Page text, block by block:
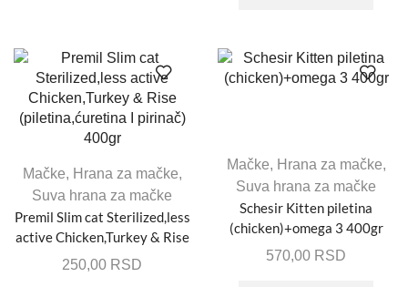
Mačke, Hrana za mačke,
Suva hrana za mačke
Premil Slim cat Sterilized,less
active Chicken,Turkey & Rise
(piletina,ćuretina I pirinač)
400gr
250,00 RSD
Mačke, Hrana za mačke,
Suva hrana za mačke
Schesir Kitten piletina
(chicken)+omega 3 400gr
570,00 RSD